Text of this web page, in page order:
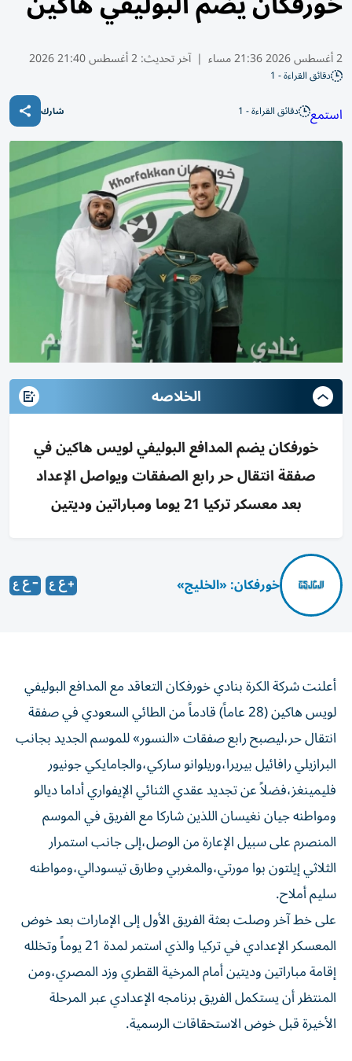
2 أغسطس 2026 21:36 مساء | آخر تحديث:2 أغسطس 21:40 2026
دقائق القراءة - 1
استمع دقائق القراءة - 1 شارك
الخلاصه
خورفكان يضم المدافع البوليفي لويس هاكين في
صفقة انتقال حر رابع الصفقات ويواصل الإعداد
بعد معسكر تركيا 21 يوما ومباراتين وديتين
خورفكان: «الخليج»
أعلنت شركة الكرة بنادي خورفكان التعاقد مع المدافع البوليفي
لويس هاكين (28 عاماً) قادماً من الطائي السعودي في صفقة
انتقال حر،ليصبح رابع صفقات «النسور» للموسم الجديد بجانب
البرازيلي رافائيل بيريرا،وريلوانو ساركي،والجامايكي جونيور
فليمينغز،فضلاً عن تجديد عقدي الثنائي الإيفواري أداما ديالو
ومواطنه جيان نغيسان اللذين شاركا مع الفريق في الموسم
المنصرم على سبيل الإعارة من الوصل،إلى جانب استمرار
الثلاثي إيلتون بوا مورتي،والمغربي وطارق تيسودالي،ومواطنه
سليم أملاح.
على خط آخر وصلت بعثة الفريق الأول إلى الإمارات بعد خوض
المعسكر الإعدادي في تركيا والذي استمر لمدة 21 يوماً وتخلله
إقامة مباراتين وديتين أمام المرخية القطري وزد المصري،ومن
المنتظر أن يستكمل الفريق برنامجه الإعدادي عبر المرحلة
الأخيرة قبل خوض الاستحقاقات الرسمية.